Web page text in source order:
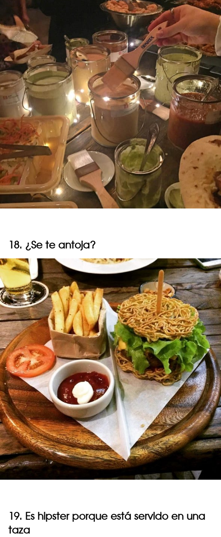
18. ¿Se te antoja?
19. Es hipster porque está servido en una
taza